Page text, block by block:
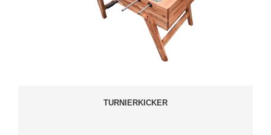
TURNIERKICKER